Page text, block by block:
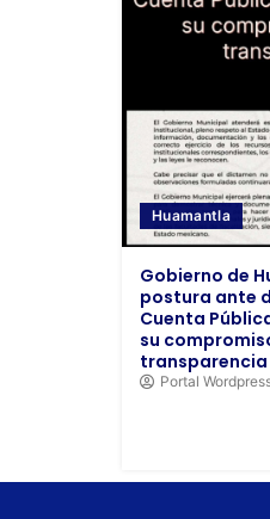
Huamantla
Gobierno de
postura ante
Cuenta
su
transparencia
Portal